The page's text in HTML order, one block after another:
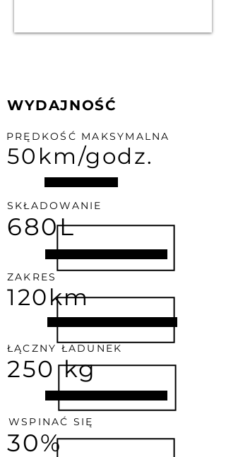
WYDAJNOŚĆ
PRĘDKOŚĆ MAKSYMALNA
50km/godz.
SKŁADOWANIE
680L
ZAKRES
120km
ŁĄCZNY ŁADUNEK
250 kg
WSPINAĆ SIĘ
30%